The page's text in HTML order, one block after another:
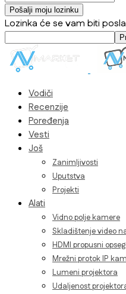
Lozinka će se vam biti
Vodiči
Recenzije
Poređenja
Vesti
Još
Zanimljivosti
Uputstva
Projekti
Alati
Vidno polje kamere
Skladištenje video
HDMI propusni opseg
Mrežni protok IP
Lumeni projektora
Udaljenost